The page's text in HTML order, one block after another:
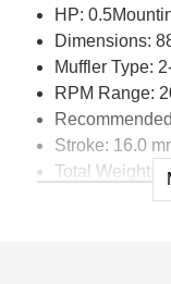
HP:
Dimensions:
Muffler Type:
RPM Range:
Stroke: 16.0
Total Weight: